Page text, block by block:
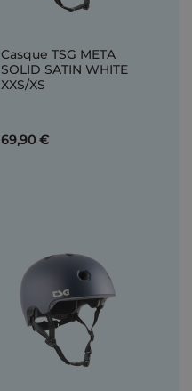
Casque TSG META
SOLID SATIN WHITE
XXS/XS
69,90 €